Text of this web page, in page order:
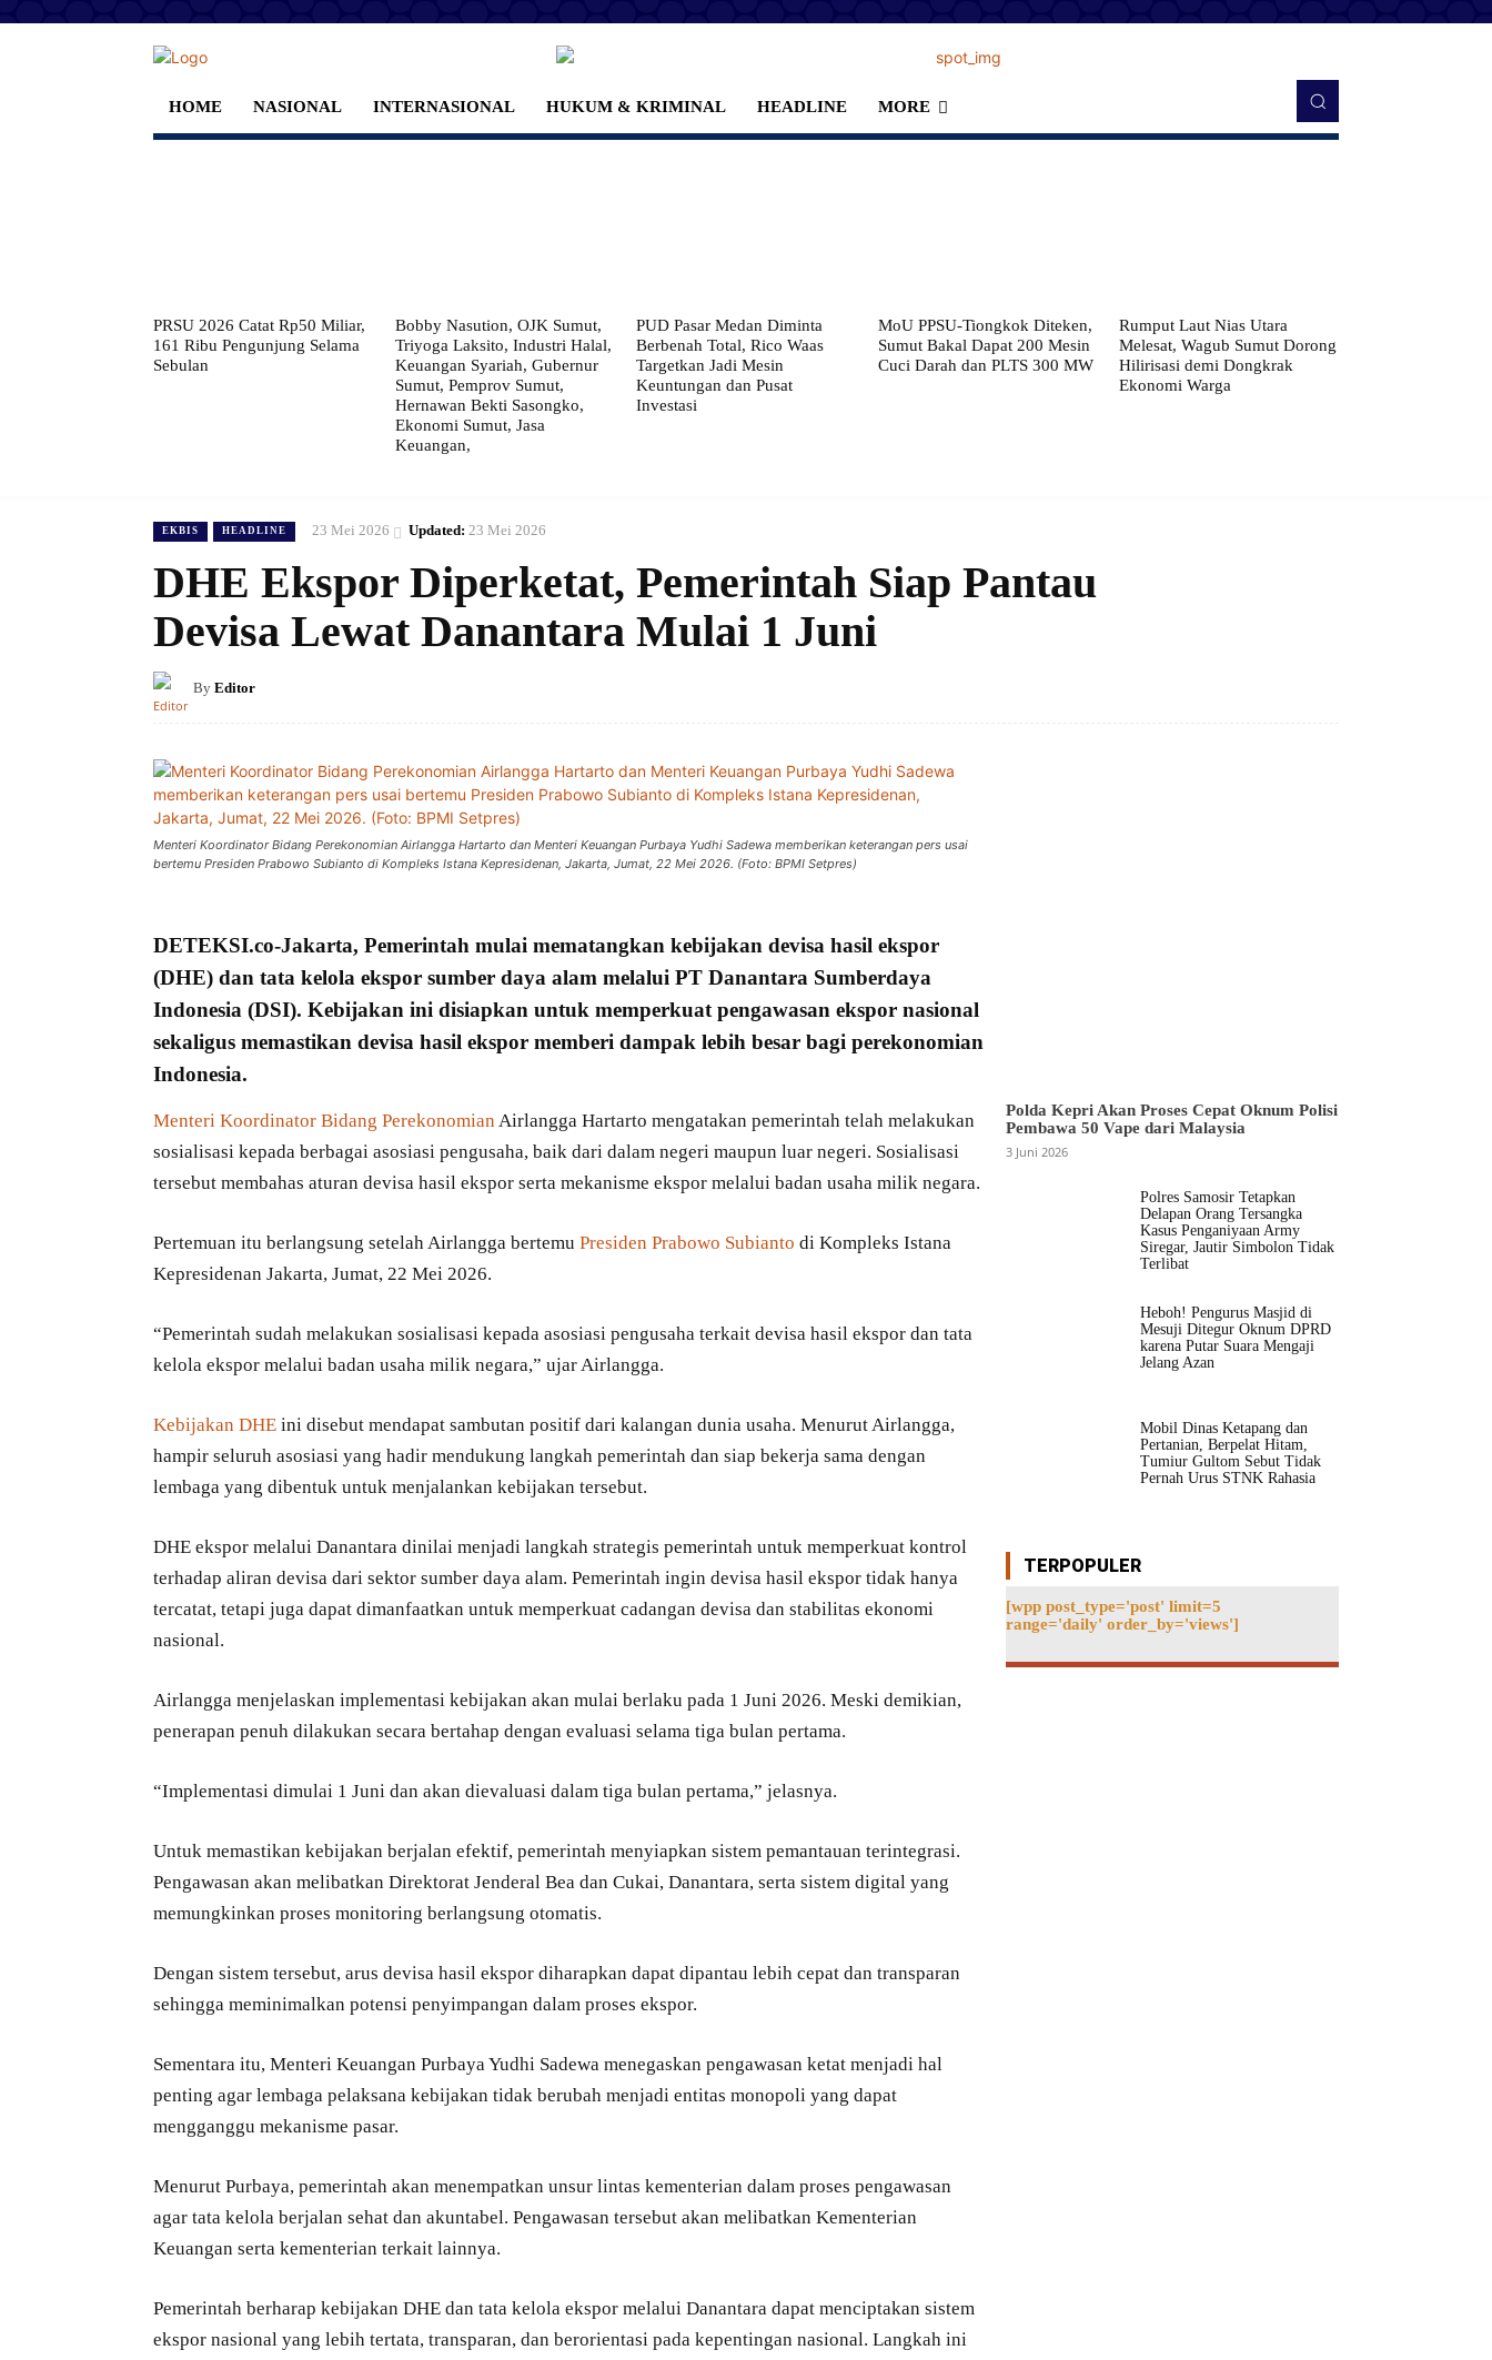
HOME NASIONAL INTERNASIONAL HUKUM & KRIMINAL HEADLINE MORE
PRSU 2026 Catat Rp50 Miliar,
161 Ribu Pengunjung Selama
Sebulan
Bobby Nasution, OJK Sumut,
Triyoga Laksito, Industri Halal,
Keuangan Syariah, Gubernur
Sumut, Pemprov Sumut,
Hernawan Bekti Sasongko,
Ekonomi Sumut, Jasa
Keuangan,
PUD Pasar Medan Diminta
Berbenah Total, Rico Waas
Targetkan Jadi Mesin
Keuntungan dan Pusat
Investasi
MoU PPSU-Tiongkok Diteken,
Sumut Bakal Dapat 200 Mesin
Cuci Darah dan PLTS 300 MW
Rumput Laut Nias Utara
Melesat, Wagub Sumut Dorong
Hilirisasi demi Dongkrak
Ekonomi Warga
EKBIS HEADLINE 23 Mei 2026 Updated: 23 Mei 2026
DHE Ekspor Diperketat, Pemerintah Siap Pantau
Devisa Lewat Danantara Mulai 1 Juni
By Editor
Menteri Koordinator Bidang Perekonomian Airlangga Hartarto dan Menteri Keuangan Purbaya Yudhi Sadewa memberikan keterangan pers usai
bertemu Presiden Prabowo Subianto di Kompleks Istana Kepresidenan, Jakarta, Jumat, 22 Mei 2026. (Foto: BPMI Setpres)
DETEKSI.co-Jakarta, Pemerintah mulai mematangkan kebijakan devisa hasil ekspor
(DHE) dan tata kelola ekspor sumber daya alam melalui PT Danantara Sumberdaya
Indonesia (DSI). Kebijakan ini disiapkan untuk memperkuatpengawasan ekspor nasional
sekaligus memastikan devisa hasil ekspor memberi dampak lebih besar bagi perekonomian
Indonesia.
Menteri Koordinator Bidang Perekonomian Airlangga Hartarto mengatakan pemerintah telah melakukan
sosialisasi kepada berbagai asosiasi pengusaha, baik dari dalam negeri maupun luar negeri. Sosialisasi
tersebut membahas aturan devisa hasil ekspor serta mekanisme ekspor melalui badan usaha milik negara.
Pertemuan itu berlangsung setelah Airlangga bertemu Presiden Prabowo Subianto di Kompleks Istana
Kepresidenan Jakarta, Jumat, 22 Mei 2026.
“Pemerintah sudah melakukan sosialisasi kepada asosiasi pengusaha terkait devisa hasil ekspor dan tata
kelola ekspor melalui badan usaha milik negara,” ujar Airlangga.
Kebijakan DHE ini disebut mendapat sambutan positif dari kalangan dunia usaha. Menurut Airlangga,
hampir seluruh asosiasi yang hadir mendukung langkah pemerintah dan siap bekerja sama dengan
lembaga yang dibentuk untuk menjalankan kebijakan tersebut.
DHE ekspor melalui Danantara dinilai menjadi langkah strategis pemerintah untuk memperkuat kontrol
terhadap aliran devisa dari sektor sumber daya alam. Pemerintah ingin devisa hasil ekspor tidak hanya
tercatat, tetapi juga dapat dimanfaatkan untuk memperkuat cadangan devisa dan stabilitas ekonomi
nasional.
Airlangga menjelaskan implementasi kebijakan akan mulai berlaku pada 1 Juni 2026. Meski demikian,
penerapan penuh dilakukan secara bertahap dengan evaluasi selama tiga bulan pertama.
“Implementasi dimulai 1 Juni dan akan dievaluasi dalam tiga bulan pertama,” jelasnya.
Untuk memastikan kebijakan berjalan efektif, pemerintah menyiapkan sistem pemantauan terintegrasi.
Pengawasan akan melibatkan Direktorat Jenderal Bea dan Cukai, Danantara, serta sistem digital yang
memungkinkan proses monitoring berlangsung otomatis.
Dengan sistem tersebut, arus devisa hasil ekspor diharapkan dapat dipantau lebih cepat dan transparan
sehingga meminimalkan potensi penyimpangan dalam proses ekspor.
Sementara itu, Menteri Keuangan Purbaya Yudhi Sadewa menegaskan pengawasan ketat menjadi hal
penting agar lembaga pelaksana kebijakan tidak berubah menjadi entitas monopoli yang dapat
mengganggu mekanisme pasar.
Menurut Purbaya, pemerintah akan menempatkan unsur lintas kementerian dalam proses pengawasan
agar tata kelola berjalan sehat dan akuntabel. Pengawasan tersebut akan melibatkan Kementerian
Keuangan serta kementerian terkait lainnya.
Pemerintah berharap kebijakan DHE dan tata kelola ekspor melalui Danantara dapat menciptakan sistem
ekspor nasional yang lebih tertata, transparan, dan berorientasi pada kepentingan nasional. Langkah ini
Polda Kepri Akan Proses Cepat Oknum Polisi
Pembawa 50 Vape dari Malaysia
3 Juni 2026
Polres Samosir Tetapkan
Delapan Orang Tersangka
Kasus Penganiyaan Army
Siregar, Jautir Simbolon Tidak
Terlibat
Heboh! Pengurus Masjid di
Mesuji Ditegur Oknum DPRD
karena Putar Suara Mengaji
Jelang Azan
Mobil Dinas Ketapang dan
Pertanian, Berpelat Hitam,
Tumiur Gultom Sebut Tidak
Pernah Urus STNK Rahasia
TERPOPULER
[wpp post_type='post' limit=5
range='daily' order_by='views']